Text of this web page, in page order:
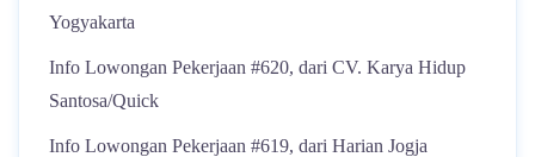
Yogyakarta
Info Lowongan Pekerjaan #620, dari CV. Karya Hidup
Santosa/Quick
Info Lowongan Pekerjaan #619, dari Harian Jogja